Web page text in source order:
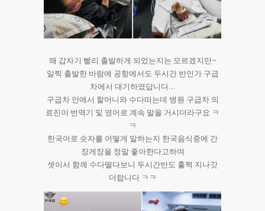
왜 갑자기 빨리 출발하게 되었는지는 모르겠지만~
일찍 출발한 바람에 공항에서도 두시간 반인가 구급
차에서 대기하였답니다…
구급차 안에서 할머니와 수다떠는데 병원 구급차 의
료진이 번역기 및 영어로 계속 말을 거시더라구요 ㅋ
ㅋ
한국어로 숫자를 어떻게 말하는지 한국음식중에 간
장게장을 정말 좋아한다고하며
셋이서 함께 수다떨다보니 두시간반도 훌쩍 지나갓
더랍니다 ㅋㅋ